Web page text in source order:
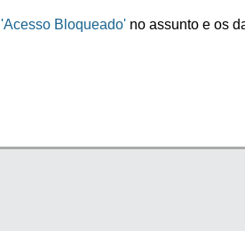
'Acesso Bloqueado' no assunto e os